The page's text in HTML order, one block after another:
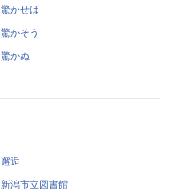
驚かせば
驚かそう
驚かぬ
邂逅
新潟市立図書館